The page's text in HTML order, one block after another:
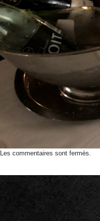
Les commentaires sont fermés.